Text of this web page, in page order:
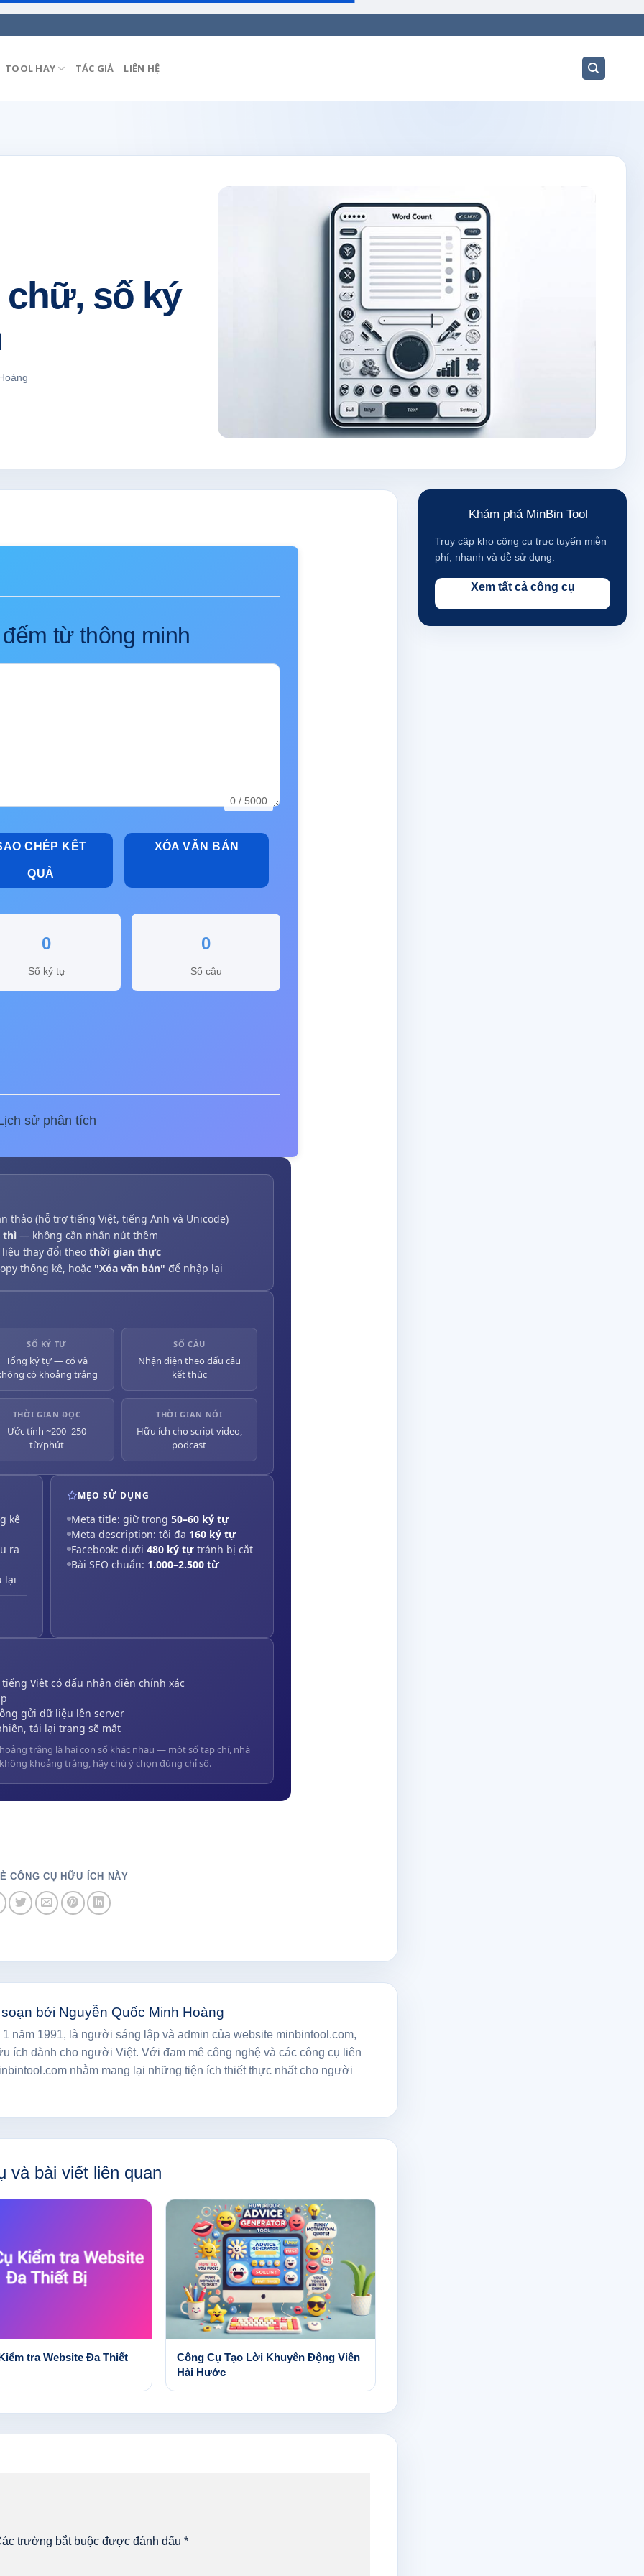
TOOL HAY TÁC GIẢ LIÊN HỆ
số ký
từ thông minh
0 / 5000
CHÉP KẾT
QUẢ
XÓA VĂN BẢN
0
Số ký tự
0
Số câu
sử phân tích
CÔNG CỤ HỮU ÍCH NÀY
bởi Nguyễn Quốc Minh Hoàng
năm 1991, là người sáng lập và admin của website minbintool.com,
ích dành cho người Việt. Với đam mê công nghệ và các công cụ liên
nhằm mang lại những tiện ích thiết thực nhất cho người
và bài viết liên quan
tra Website Đa Thiết
Công Cụ Tạo Lời Khuyên Động Viên
Hài Hước
trường bắt buộc được đánh dấu *
Khám phá MinBin Tool
Truy cập kho công cụ trực tuyến miễn
phí, nhanh và dễ sử dụng.
Xem tất cả công cụ